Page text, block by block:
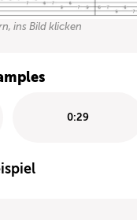
ins Bild klicken
0:29